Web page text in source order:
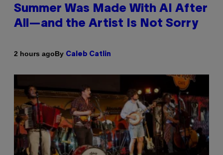
Summer Was Made With AI After
All—and the Artist Is Not Sorry
2 hours agoBy Caleb Catlin